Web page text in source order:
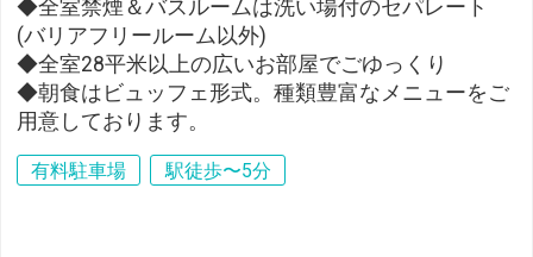
◆全室禁煙＆バスルームは洗い場付のセパレート
(バリアフリールーム以外)
◆全室28平米以上の広いお部屋でごゆっくり
◆朝食はビュッフェ形式。種類豊富なメニューをご
用意しております。
有料駐車場 駅徒歩〜5分